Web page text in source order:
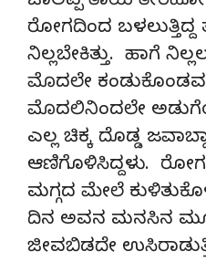
ರೋಗದಿಂದ
ನಿಲ್ಲಬೇಕಿತ್ತು. ಹಾಗೆ
ಮೊದಲೇ
ಮೊದಲಿನಿಂದಲೇ
ಎಲ್ಲ ಚಿಕ್ಕ ದೊಡ್ಡ
ಆಣಿಗೊಳಿಸಿದ್ದಳು.
ಮಗ್ಗದ ಮೇಲೆ
ದಿನ ಅವನ ಮನಸಿನ
ಜೀವಬಿಡದೇ